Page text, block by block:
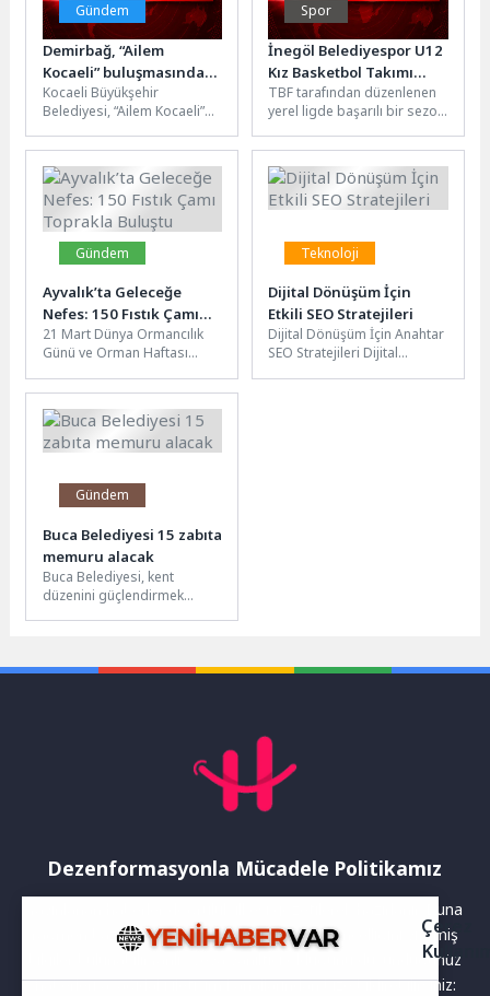
Gündem
Demirbağ, “Ailem
Kocaeli” buluşmasında
konuştu; “Aile, insanın
ilk mektebidir”
Kocaeli Büyükşehir
Belediyesi, “Ailem Kocaeli”
divan edebiyatına dair
yorumları ve şiirleri ile
tanınan Dr....
Spor
İnegöl Belediyespor U12
Kız Basketbol Takımı
Bursa Üçüncüsü Oldu
TBF tarafından düzenlenen
yerel ligde başarılı bir sezon
U12 Kız Basketbol Takımı,...
Gündem
Ayvalık’ta Geleceğe
Nefes: 150 Fıstık Çamı
Toprakla Buluştu
21 Mart Dünya Ormancılık
Günü ve Orman Haftası
Ayvalık’ta anlamlı bir
ağaçlandırma çalışması...
Teknoloji
Dijital Dönüşüm İçin
Etkili SEO Stratejileri
Dijital Dönüşüm İçin Anahtar
SEO Stratejileri Dijital
Gündem
Buca Belediyesi 15 zabıta
memuru alacak
Buca Belediyesi, kent
düzenini güçlendirmek
Dezenformasyonla Mücadele Politikamız
Yayınlanan haberler doğruluk ilkesi gözetilerek hazırlanır. Buna
rağmen bazı içeriklerde eksik, hatalı veya güncelliğini yitirmiş
bilgiler bulunabilir.Yanlış veya yanıltıcı olduğunu düşündüğünüz
haberleri aşağıdaki iletişim kanallarından bize bildirebilirsiniz:
Çerez